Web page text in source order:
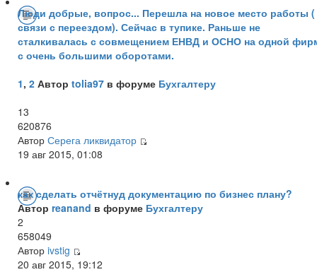
Люди добрые, вопрос... Перешла на новое место работы
связи с переездом). Сейчас в тупике. Раньше не
сталкивалась с совмещением ЕНВД и ОСНО на одной
с очень большими оборотами.
1, 2 Автор tolia97 в форуме Бухгалтеру
13
620876
Автор Серега ликвидатор
19 авг 2015, 01:08
как сделать отчётнуд документацию по бизнес плану?
Автор reanand в форуме Бухгалтеру
2
658049
Автор ivstig
20 авг 2015, 19:12